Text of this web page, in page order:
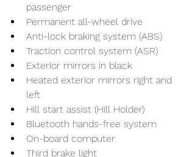
passenger
Permanent all-wheel drive
Anti-lock braking system (ABS)
Traction control system (ASR)
Exterior mirrors in black
Heated exterior mirrors right and
left
Hill start assist (Hill Holder)
Bluetooth hands-free system
On-board computer
Third brake light